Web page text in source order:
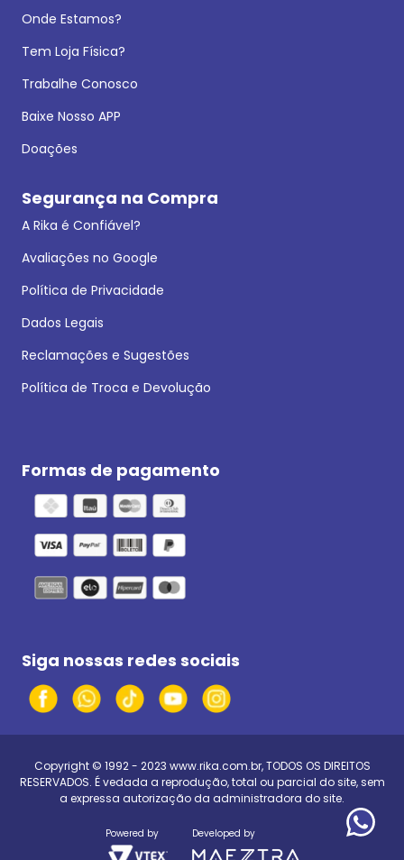
Onde Estamos?
Tem Loja Física?
Trabalhe Conosco
Baixe Nosso APP
Doações
Segurança na Compra
A Rika é Confiável?
Avaliações no Google
Política de Privacidade
Dados Legais
Reclamações e Sugestões
Política de Troca e Devolução
Formas de pagamento
Siga nossas redes sociais
Copyright © 1992 - 2023 www.rika.com.br, TODOS OS DIREITOS
RESERVADOS. É vedada a reprodução, total ou parcial do site, sem
a expressa autorização da administradora do site.
Powered by Developed by